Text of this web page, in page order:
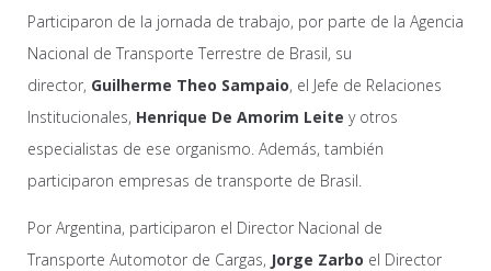
Participaron de la jornada de trabajo, por parte de la Agencia
Nacional de Transporte Terrestre de Brasil, su
director, Guilherme Theo Sampaio, el Jefe de Relaciones
Institucionales, Henrique De Amorim Leite y otros
especialistas de ese organismo. Además, también
participaron empresas de transporte de Brasil.
Por Argentina, participaron el Director Nacional de
Transporte Automotor de Cargas, Jorge Zarbo el Director